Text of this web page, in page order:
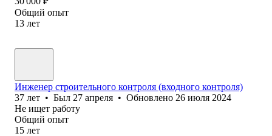
Общий опыт
13 лет
Инженер строительного контроля (входного контроля)
37 лет • Был 27 апреля • Обновлено 26 июля 2024
Не ищет работу
Общий опыт
15 лет